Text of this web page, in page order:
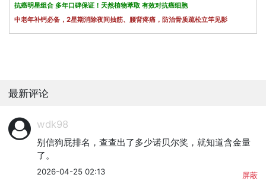
抗癌明星组合 多年口碑保证！天然植物萃取 有效对抗癌细胞
中老年补钙必备，2星期消除夜间抽筋、腰背疼痛，防治骨质疏松立竿见影
最新评论
wdk98
别信狗屁排名，查查出了多少诺贝尔奖，就知道含金量
了。
2026-04-25 02:13 屏蔽